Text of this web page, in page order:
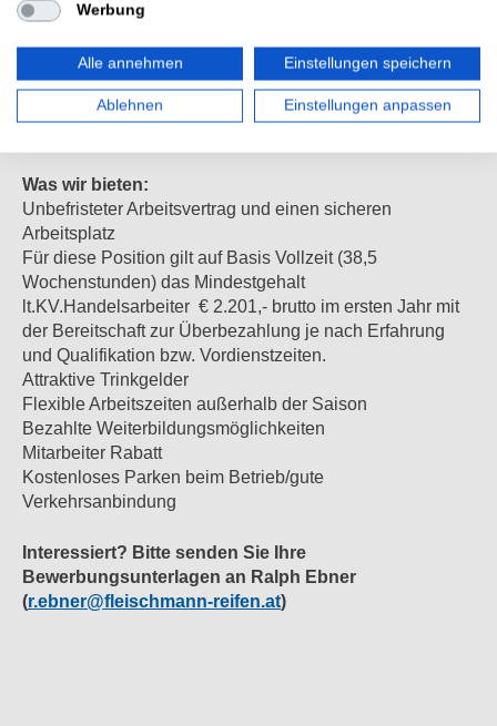
Aufgaben:
Räder waschen
Depoträder ein- und auslagern
Unterstützung bei allen Tätigkeiten im Zusammenhang
Was wir bieten:
Unbefristeter Arbeitsvertrag und einen sicheren
Arbeitsplatz
Für diese Position gilt auf Basis Vollzeit (38,5
Wochenstunden) das Mindestgehalt
lt.KV.Handelsarbeiter € 2.201,- brutto im ersten Jahr mit
der Bereitschaft zur Überbezahlung je nach Erfahrung
und Qualifikation bzw. Vordienstzeiten.
Attraktive Trinkgelder
Flexible Arbeitszeiten außerhalb der Saison
Bezahlte Weiterbildungsmöglichkeiten
Mitarbeiter Rabatt
Kostenloses Parken beim Betrieb/gute
Verkehrsanbindung
Interessiert? Bitte senden Sie Ihre
Bewerbungsunterlagen an Ralph Ebner
(r.ebner@fleischmann-reifen.at)
Werbung
Alle annehmen Einstellungen speichern
Ablehnen Einstellungen anpassen